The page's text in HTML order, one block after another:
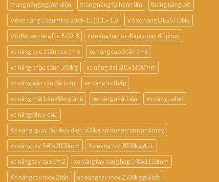
thang nâng người điện
thang nâng tự hành 8m
thang nâng đôi
Vỏ xe nâng Casumina 28x9-15 (8.15-15)
Vỏ xe nâng DEESTONE
Vỏ đặc xe nâng Pio 5.00-8
xe nâng bán tự động quay đổ phuy
xe nâng cao 1 tấn cao 1m6
xe nâng cao 2 tấn 1m6
xe nâng chậu cảnh 500kg
xe nâng dài 685x1600mm
xe nâng gắn cân đài loan
xe nâng hạ thấp
xe nâng mặt bàn điện giá rẻ
xe nâng nhật bản
xe nâng pallet
xe nâng phuy dầu
Xe nâng quay đổ phuy điện 500kg sử dụng trong nhà máy
xe nâng tay 540x2000mm
Xe nâng tay 3000kg đức
xe nâng tay cao 1m2
xe nâng tay càng hẹp 540x1150mm
Xe nâng tay inox 2 tấn
xe nâng tay inox 2500kg giá tốt